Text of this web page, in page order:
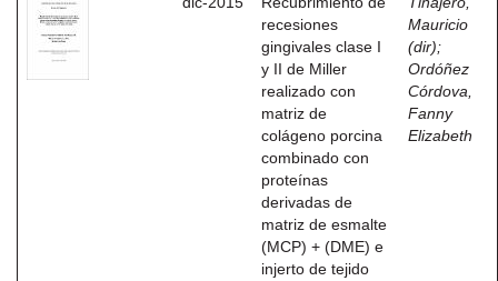
recesiones
gingivales clase I
y II de Miller
realizado con
matriz de
colágeno porcina
combinado con
proteínas
derivadas de
matriz de esmalte
(MCP) + (DME) e
injerto de tejido
Mauricio
(dir);
Ordóñez
Córdova,
Fanny
Elizabeth